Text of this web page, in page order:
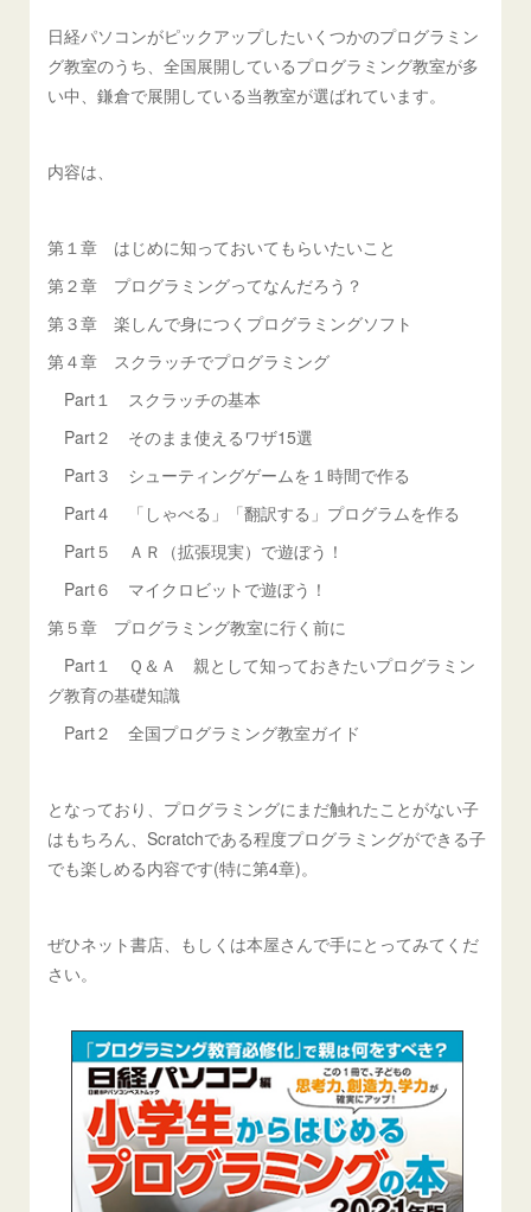
日経パソコンがピックアップしたいくつかのプログラミン
グ教室のうち、全国展開しているプログラミング教室が多
い中、鎌倉で展開している当教室が選ばれています。
内容は、
第１章 はじめに知っておいてもらいたいこと
第２章 プログラミングってなんだろう？
第３章 楽しんで身につくプログラミングソフト
第４章 スクラッチでプログラミング
Part１ スクラッチの基本
Part２ そのまま使えるワザ15選
Part３ シューティングゲームを１時間で作る
Part４ 「しゃべる」「翻訳する」プログラムを作る
Part５ ＡＲ（拡張現実）で遊ぼう！
Part６ マイクロビットで遊ぼう！
第５章 プログラミング教室に行く前に
Part１ Ｑ＆Ａ 親として知っておきたいプログラミン
グ教育の基礎知識
Part２ 全国プログラミング教室ガイド
となっており、プログラミングにまだ触れたことがない子
はもちろん、Scratchである程度プログラミングができる子
でも楽しめる内容です(特に第4章)。
ぜひネット書店、もしくは本屋さんで手にとってみてくだ
さい。